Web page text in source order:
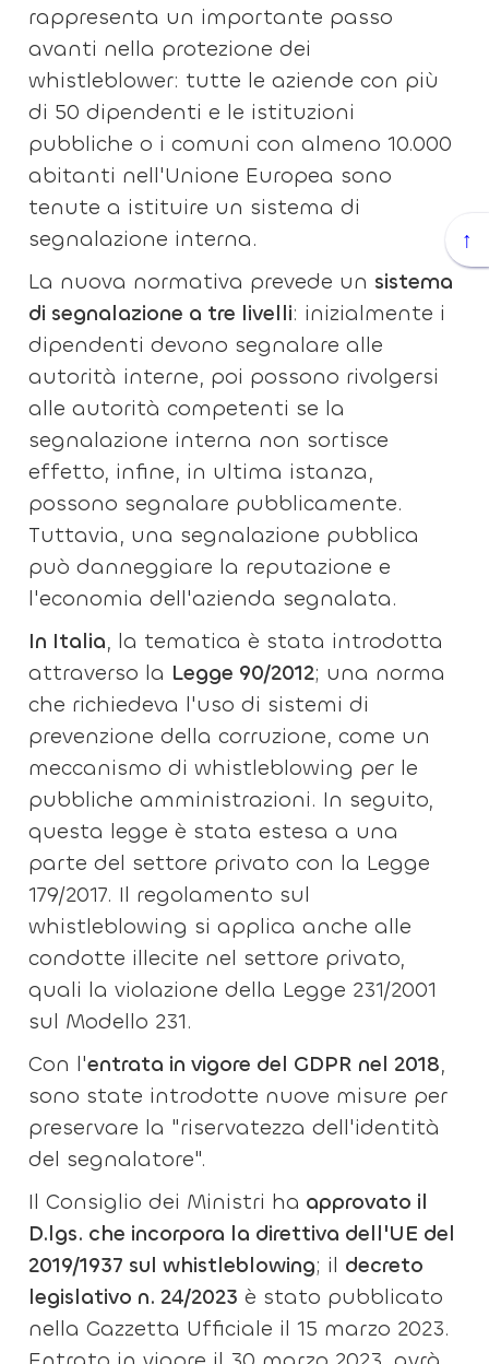
rappresenta un importante passo
avanti nella protezione dei
whistleblower: tutte le aziende con più
di 50 dipendenti e le istituzioni
pubbliche o i comuni con almeno 10.000
abitanti nell'Unione Europea sono
tenute a istituire un sistema di
segnalazione interna.
La nuova normativa prevede un sistema
di segnalazione a tre livelli: inizialmente i
dipendenti devono segnalare alle
autorità interne, poi possono rivolgersi
alle autorità competenti se la
segnalazione interna non sortisce
effetto, infine, in ultima istanza,
possono segnalare pubblicamente.
Tuttavia, una segnalazione pubblica
può danneggiare la reputazione e
l'economia dell'azienda segnalata.
In Italia, la tematica è stata introdotta
attraverso la Legge 90/2012; una norma
che richiedeva l'uso di sistemi di
prevenzione della corruzione, come un
meccanismo di whistleblowing per le
pubbliche amministrazioni. In seguito,
questa legge è stata estesa a una
parte del settore privato con la Legge
179/2017. Il regolamento sul
whistleblowing si applica anche alle
condotte illecite nel settore privato,
quali la violazione della Legge 231/2001
sul Modello 231.
Con l'entrata in vigore del GDPR nel 2018,
sono state introdotte nuove misure per
preservare la "riservatezza dell'identità
del segnalatore".
Il Consiglio dei Ministri ha approvato il
D.lgs. che incorpora la direttiva dell'UE del
2019/1937 sul whistleblowing; il decreto
legislativo n. 24/2023 è stato pubblicato
nella Gazzetta Ufficiale il 15 marzo 2023.
↑